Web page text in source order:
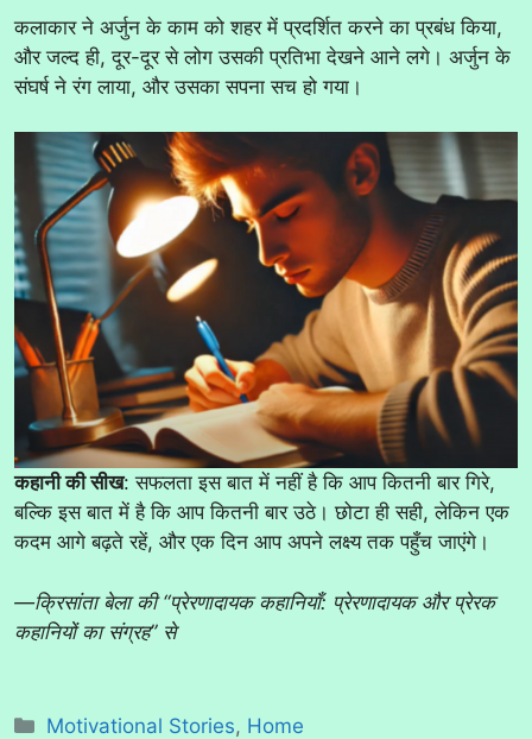
कलाकार ने अर्जुन के काम को शहर में प्रदर्शित करने का प्रबंध किया,
और जल्द ही, दूर-दूर से लोग उसकी प्रतिभा देखने आने लगे। अर्जुन के
संघर्ष ने रंग लाया, और उसका सपना सच हो गया।
कहानी की सीख: सफलता इस बात में नहीं है कि आप कितनी बार गिरे,
बल्कि इस बात में है कि आप कितनी बार उठे। छोटा ही सही, लेकिन एक
कदम आगे बढ़ते रहें, और एक दिन आप अपने लक्ष्य तक पहुँच जाएंगे।
—क्रिसांता बेला की “प्रेरणादायक कहानियाँ: प्रेरणादायक और प्रेरक
कहानियों का संग्रह” से
Categories
Motivational Stories, Home